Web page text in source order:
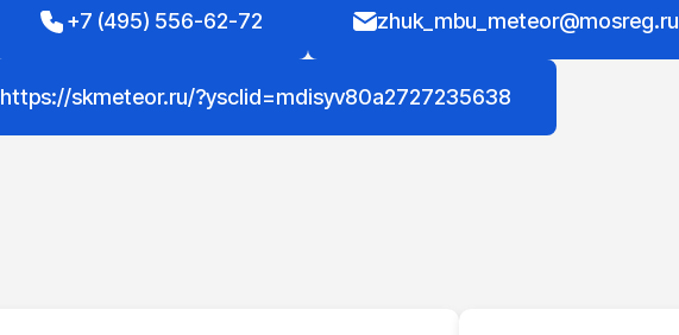
+7 (495) 556-62-72 zhuk_mbu_meteor@mosreg.ru
https://skmeteor.ru/?ysclid=mdisyv80a2727235638